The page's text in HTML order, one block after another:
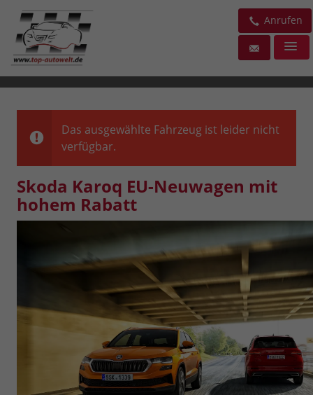
Anrufen
Das ausgewählte Fahrzeug ist leider nicht
verfügbar.
Skoda Karoq EU-Neuwagen mit
hohem Rabatt